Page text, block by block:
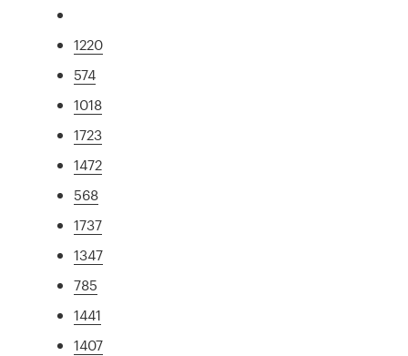
1220
574
1018
1723
1472
568
1737
1347
785
1441
1407